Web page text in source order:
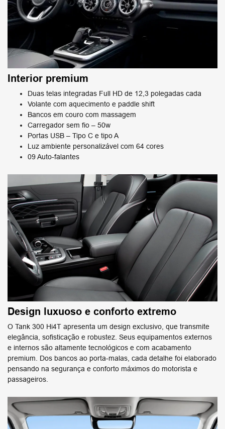
Interior premium​
Duas telas integradas Full HD de 12,3 polegadas cada
Volante com aquecimento e paddle shift
Bancos em couro com massagem​
Carregador sem fio – 50w​
Portas USB – Tipo C e tipo A​
Luz ambiente personalizável com 64 cores
09 Auto-falantes
Design luxuoso e conforto extremo
O Tank 300 Hi4T apresenta um design exclusivo, que transmite
elegância, sofisticação e robustez. Seus equipamentos externos
e internos são altamente tecnológicos e com acabamento
premium. Dos bancos ao porta-malas, cada detalhe foi elaborado
pensando na segurança e conforto máximos do motorista e
passageiros.